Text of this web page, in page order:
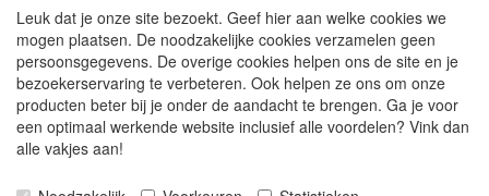
leveringsproblemen.
Sommige fabrikanten sluiten of werken met een
vakantiebezetting.
Bestellingen die vanaf +/- 15 juli geplaatst worden kunnen
hierdoor vertraging oplopen. Wanneer die voorradig is en alle
betalingsmodaliteiten zijn vervuld dan de bestelling verstuurd
worden. Indien deze nog terug moeten binnen komen dan is
Leuk dat je onze site bezoekt. Geef hier aan welke cookies we
mogen plaatsen. De noodzakelijke cookies verzamelen geen
persoonsgegevens. De overige cookies helpen ons de site en je
bezoekerservaring te verbeteren. Ook helpen ze ons om onze
producten beter bij je onder de aandacht te brengen. Ga je voor
een optimaal werkende website inclusief alle voordelen? Vink dan
alle vakjes aan!